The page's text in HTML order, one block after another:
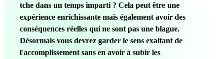
tche dans un temps imparti ? Cela peut être une
expérience enrichissante mais également avoir des
conséquences réelles qui ne sont pas une blague.
Désormais vous devrez garder le sens exaltant de
l'accomplissement sans en avoir à subir les